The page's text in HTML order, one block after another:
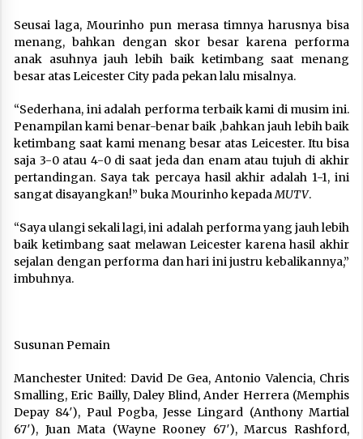
Seusai laga, Mourinho pun merasa timnya harusnya bisa
menang, bahkan dengan skor besar karena performa
anak asuhnya jauh lebih baik ketimbang saat menang
besar atas Leicester City pada pekan lalu misalnya.
“Sederhana, ini adalah performa terbaik kami di musim ini.
Penampilan kami benar-benar baik ,bahkan jauh lebih baik
ketimbang saat kami menang besar atas Leicester. Itu bisa
saja 3-0 atau 4-0 di saat jeda dan enam atau tujuh di akhir
pertandingan. Saya tak percaya hasil akhir adalah 1-1, ini
sangat disayangkan!” buka Mourinho kepada MUTV.
“Saya ulangi sekali lagi, ini adalah performa yang jauh lebih
baik ketimbang saat melawan Leicester karena hasil akhir
sejalan dengan performa dan hari ini justru kebalikannya,”
imbuhnya.
Susunan Pemain
Manchester United: David De Gea, Antonio Valencia, Chris
Smalling, Eric Bailly, Daley Blind, Ander Herrera (Memphis
Depay 84′), Paul Pogba, Jesse Lingard (Anthony Martial
67′), Juan Mata (Wayne Rooney 67′), Marcus Rashford,